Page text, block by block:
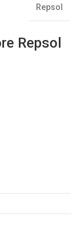
Repsol
Repsol